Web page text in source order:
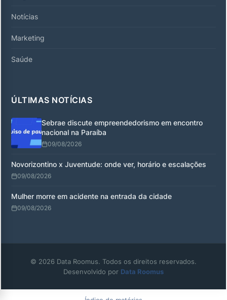
Notícias
Marketing
Saúde
ÚLTIMAS NOTÍCIAS
Sebrae discute empreendedorismo em encontro
nacional na Paraíba
09/08/2026
Novorizontino x Juventude: onde ver, horário e escalações
09/08/2026
Mulher morre em acidente na entrada da cidade
09/08/2026
© 2026 Data Roomus. Todos os direitos reservados.
Desenvolvido por Data Roomus